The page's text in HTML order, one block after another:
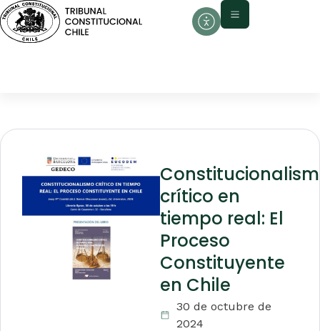
crítico en
tiempo real: El
Proceso
Constituyente
en Chile
30 de octubre de
2024